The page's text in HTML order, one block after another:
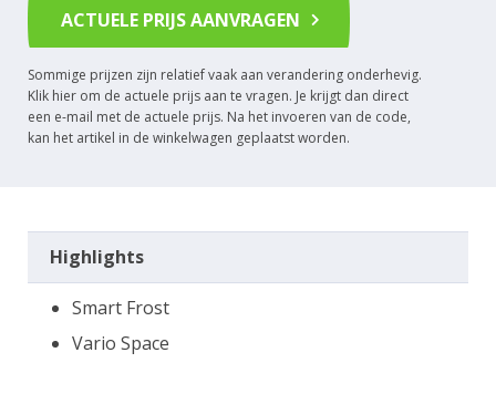
ACTUELE PRIJS AANVRAGEN
Sommige prijzen zijn relatief vaak aan verandering onderhevig.
Klik hier om de actuele prijs aan te vragen. Je krijgt dan direct
een e-mail met de actuele prijs. Na het invoeren van de code,
kan het artikel in de winkelwagen geplaatst worden.
Highlights
Smart Frost
Vario Space